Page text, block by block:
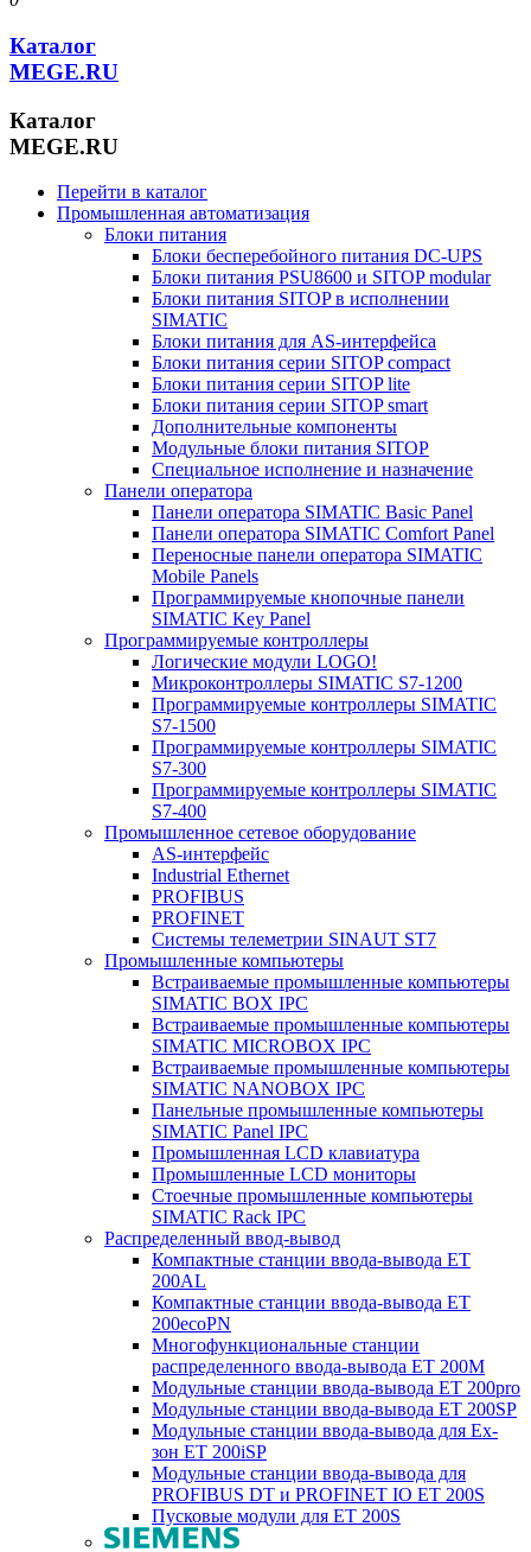
Каталог
MEGE.RU
Каталог
MEGE.RU
Перейти в каталог
Промышленная автоматизация
Блоки питания
Блоки бесперебойного питания DC-UPS
Блоки питания PSU8600 и SITOP modular
Блоки питания SITOP в исполнении
SIMATIC
Блоки питания для AS-интерфейса
Блоки питания серии SITOP compact
Блоки питания серии SITOP lite
Блоки питания серии SITOP smart
Дополнительные компоненты
Модульные блоки питания SITOP
Специальное исполнение и назначение
Панели оператора
Панели оператора SIMATIC Basic Panel
Панели оператора SIMATIC Comfort Panel
Переносные панели оператора SIMATIC
Mobile Panels
Программируемые кнопочные панели
SIMATIC Key Panel
Программируемые контроллеры
Логические модули LOGO!
Микроконтроллеры SIMATIC S7-1200
Программируемые контроллеры SIMATIC
S7-1500
Программируемые контроллеры SIMATIC
S7-300
Программируемые контроллеры SIMATIC
S7-400
Промышленное сетевое оборудование
AS-интерфейс
Industrial Ethernet
PROFIBUS
PROFINET
Системы телеметрии SINAUT ST7
Промышленные компьютеры
Встраиваемые промышленные компьютеры
SIMATIC BOX IPC
Встраиваемые промышленные компьютеры
SIMATIC MICROBOX IPC
Встраиваемые промышленные компьютеры
SIMATIC NANOBOX IPC
Панельные промышленные компьютеры
SIMATIC Panel IPC
Промышленная LCD клавиатура
Промышленные LCD мониторы
Стоечные промышленные компьютеры
SIMATIC Rack IPC
Распределенный ввод-вывод
Компактные станции ввода-вывода ET
200AL
Компактные станции ввода-вывода ET
200ecoPN
Многофункциональные станции
распределенного ввода-вывода ET 200M
Модульные станции ввода-вывода ET 200pro
Модульные станции ввода-вывода ET 200SP
Модульные станции ввода-вывода для Ex-
зон ET 200iSP
Модульные станции ввода-вывода для
PROFIBUS DT и PROFINET IO ET 200S
Пусковые модули для ET 200S